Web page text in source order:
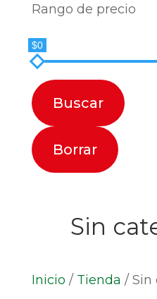
Rango de precio
$0
Buscar
Borrar
Sin
Inicio / Tienda /Sin